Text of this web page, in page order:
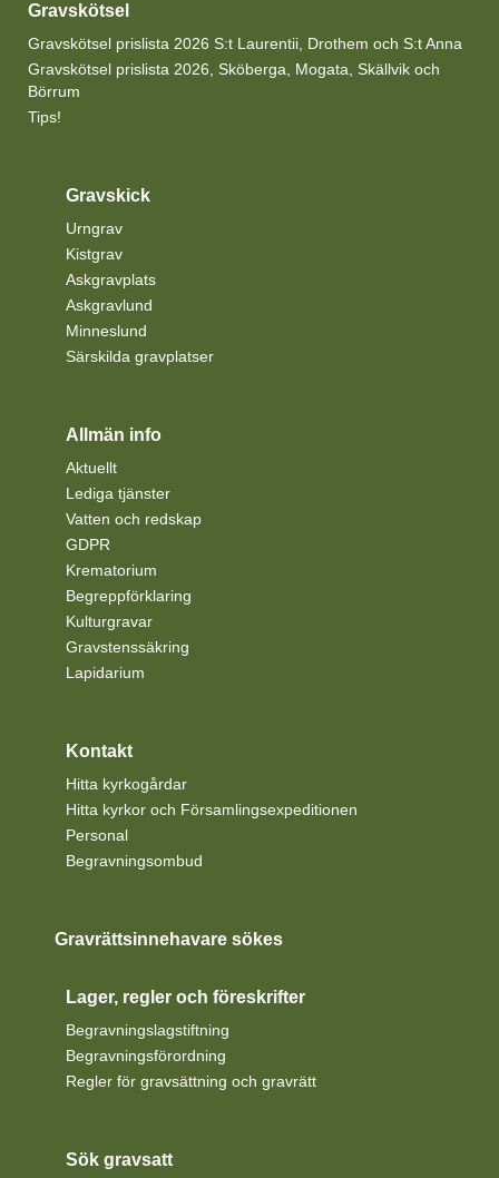
Gravskötsel
Gravskötsel prislista 2026 S:t Laurentii, Drothem och S:t Anna
Gravskötsel prislista 2026, Sköberga, Mogata, Skällvik och
Börrum
Tips!
Gravskick
Urngrav
Kistgrav
Askgravplats
Askgravlund
Minneslund
Särskilda gravplatser
Allmän info
Aktuellt
Lediga tjänster
Vatten och redskap
GDPR
Krematorium
Begreppförklaring
Kulturgravar
Gravstenssäkring
Lapidarium
Kontakt
Hitta kyrkogårdar
Hitta kyrkor och Församlingsexpeditionen
Personal
Begravningsombud
Gravrättsinnehavare sökes
Lager, regler och föreskrifter
Begravningslagstiftning
Begravningsförordning
Regler för gravsättning och gravrätt
Sök gravsatt